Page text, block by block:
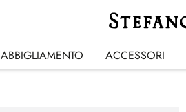
ABBIGLIAMENTO ACCESSORI